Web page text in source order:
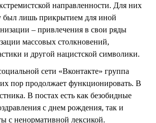
направленности. Для них
был лишь прикрытием для иной
– привлечения в свои ряды
массовых столкновений,
и другой нацистской символики.
сети «Вконтакте» группа
пор продолжает функционировать. В
В постах есть как безобидные
с днем рождения, так и
с ненормативной лексикой.